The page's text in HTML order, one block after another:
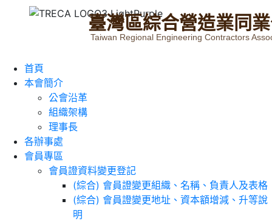
臺灣區綜合營造業同業
Taiwan Regional Engineering Contractors
首頁
本會簡介
公會沿革
組織架構
理事長
各辦事處
會員專區
會員證資料變更登記
(綜合) 會員證變更組織、名稱、負責人及表格
(綜合) 會員證變更地址、資本額增減、升等說
明